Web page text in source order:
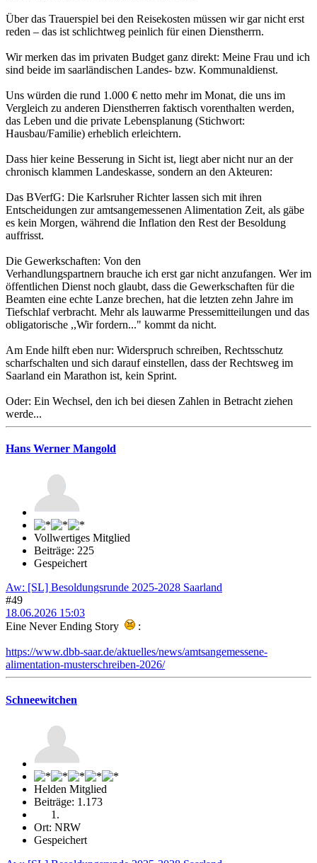
Über das Trauerspiel bei den Reisekosten müssen wir gar nicht erst
reden – das ist schlichtweg peinlich für einen Dienstherrn.
Wir merken das im privaten Budget ganz direkt: Meine Frau und ich
sind beide im saarländischen Landes- bzw. Kommunaldienst.
Uns würden die rund 1.000 € netto mehr im Monat, die uns im
Vergleich zu anderen Dienstherren faktisch vorenthalten werden,
das Leben und die private Lebensplanung (Stichwort:
Hausbau/Familie) erheblich erleichtern.
Dass hier keine Besserung in Sicht ist, liegt aber nicht nur an der
chronisch klammen Landeskasse, sondern an den Akteuren:
Das BVerfG: Die Karlsruher Richter lassen sich mit ihren
Entscheidungen zur amtsangemessenen Alimentation Zeit, als gäbe
es kein Morgen, während die Inflation den Rest der Besoldung
auffrisst.
Die Gewerkschaften: Von den
Verhandlungspartnern brauche ich erst gar nicht anzufangen. Wer im
öffentlichen Dienst noch glaubt, dass die Gewerkschaften für die
Beamten eine echte Lanze brechen, hat die letzten zehn Jahre im
Tiefschlaf verbracht. Mehr als lauwarme Pressemitteilungen und das
obligatorische ,,Wir fordern..." kommt da nicht.
Am Ende hilft eben nur: Widerspruch schreiben, Rechtsschutz
scharfschalten und sich darauf einstellen, dass der Rechtsweg im
Saarland ein Marathon ist, kein Sprint.
Oder: Ein Wechsel, den ich bei diesen Zahlen in Betracht ziehen
werde...
Hans Werner Mangold
Vollwertiges Mitglied
Beiträge: 225
Gespeichert
Aw: [SL] Besoldungsrunde 2025-2028 Saarland
#49
18.06.2026 15:03
Eine Never Ending Story
:
https://www.dbb-saar.de/aktuelles/news/amtsangemessene-
alimentation-musterschreiben-2026/
Schneewitchen
Helden Mitglied
Beiträge: 1.173
Ort: NRW
Gespeichert